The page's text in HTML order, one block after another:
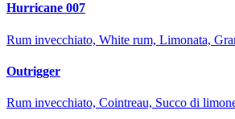
Hurricane 007
Rum invecchiato, White rum, Limonata,
Outrigger
Rum invecchiato, Cointreau, Succo di